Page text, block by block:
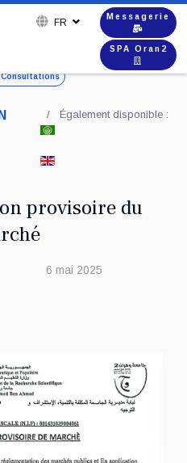
FR
Messagerie
SPA Oran2
Également disponible :
provisoire du
6 mai 2025